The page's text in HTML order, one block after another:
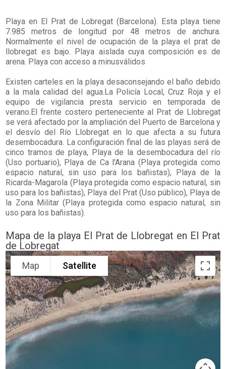
Playa en El Prat de Lobregat (Barcelona). Esta playa tiene
7.985 metros de longitud por 48 metros de anchura.
Normalmente el nivel de ocupación de la playa el prat de
llobregat es bajo. Playa aislada cuya composición es de
arena. Playa con acceso a minusválidos
Existen carteles en la playa desaconsejando el baño debido
a la mala calidad del agua.La Policía Local, Cruz Roja y el
equipo de vigilancia presta servicio en temporada de
verano.El frente costero perteneciente al Prat de Llobregat
se verá afectado por la ampliación del Puerto de Barcelona y
el desvío del Río Llobregat en lo que afecta a su futura
desembocadura. La configuración final de las playas será de
cinco tramos de playa, Playa de la desembocadura del río
(Uso portuario), Playa de Ca l'Arana (Playa protegida como
espacio natural, sin uso para los bañistas), Playa de la
Ricarda-Magarola (Playa protegida como espacio natural, sin
uso para los bañistas), Playa del Prat (Uso público), Playa de
la Zona Militar (Playa protegida como espacio natural, sin
uso para los bañistas).
Mapa de la playa El Prat de Llobregat en El Prat
de Lobregat
Map Satellite